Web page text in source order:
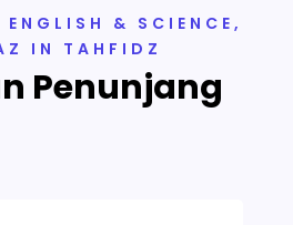
ENGLISH & SCIENCE,
IN TAHFIDZ
Penunjang